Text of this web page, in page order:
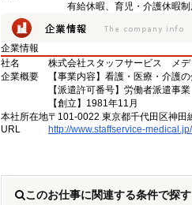
有給休暇、育児・介護休暇
企業情報
社名
株式会社スタッフサービス メデ
企業概要
【事業内容】看護・医療・介護
【派遣許可番号】労働者派遣事
【創立】1981年11月
本社所在地〒101-0022 東京都千代田区神田
URL
http://www.staffservice-medical.jp/
このお仕事に関連する条件で探す